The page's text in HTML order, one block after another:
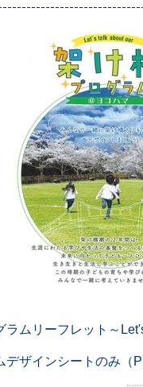
ムリーフレット～
ザインシートのみ（